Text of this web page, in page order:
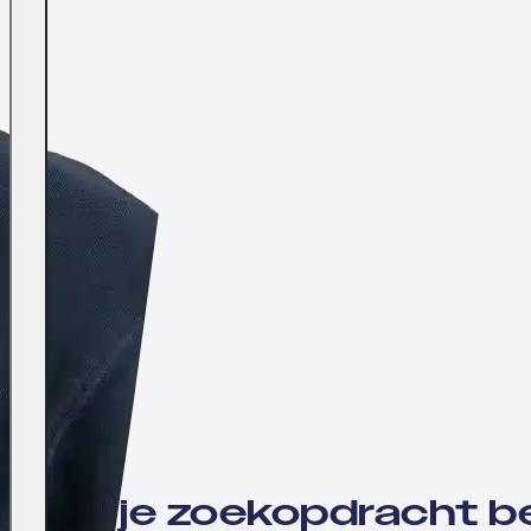
Wil jij je zoekopdracht